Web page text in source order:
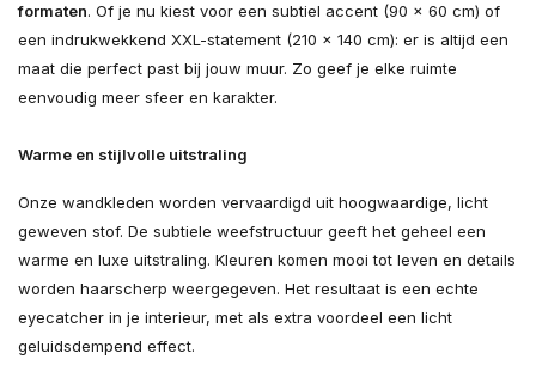
formaten. Of je nu kiest voor een subtiel accent (90 × 60 cm) of
een indrukwekkend XXL-statement (210 × 140 cm): er is altijd een
maat die perfect past bij jouw muur. Zo geef je elke ruimte
eenvoudig meer sfeer en karakter.
Warme en stijlvolle uitstraling
Onze wandkleden worden vervaardigd uit hoogwaardige, licht
geweven stof. De subtiele weefstructuur geeft het geheel een
warme en luxe uitstraling. Kleuren komen mooi tot leven en details
worden haarscherp weergegeven. Het resultaat is een echte
eyecatcher in je interieur, met als extra voordeel een licht
geluidsdempend effect.